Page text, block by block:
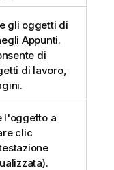
gli oggetti di
Appunti.
di
di lavoro,
l'oggetto a
clic